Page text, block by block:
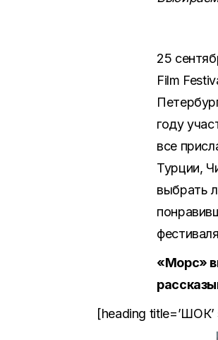
25
Film
году
все
Турции,
выбрать
«Морс»
[heading title=’ШОК’